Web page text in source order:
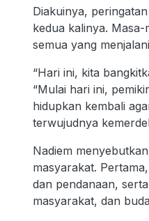
Diakuinya,
kedua kalinya.
semua yang
“Hari ini, kita
“Mulai hari ini,
hidupkan kembali
terwujudnya
Nadiem
masyarakat.
dan pendanaan,
masyarakat, dan